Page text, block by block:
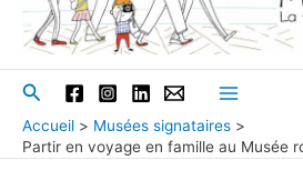
Rechercher
Menu
Accueil
Musées signataires
Partir en voyage en famille au Musée